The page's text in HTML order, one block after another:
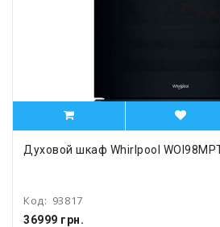
Духовой шкаф Whirlpool
Код: 93817
36999 грн.